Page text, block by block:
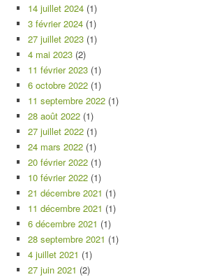
14 juillet 2024 (1)
3 février 2024 (1)
27 juillet 2023 (1)
4 mai 2023 (2)
11 février 2023 (1)
6 octobre 2022 (1)
11 septembre 2022 (1)
28 août 2022 (1)
27 juillet 2022 (1)
24 mars 2022 (1)
20 février 2022 (1)
10 février 2022 (1)
21 décembre 2021 (1)
11 décembre 2021 (1)
6 décembre 2021 (1)
28 septembre 2021 (1)
4 juillet 2021 (1)
27 juin 2021 (2)